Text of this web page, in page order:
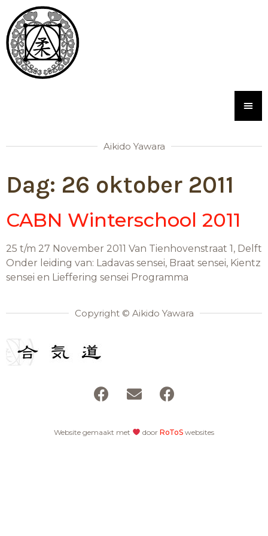
Aikido Yawara
Dag: 26 oktober 2011
CABN Winterschool 2011
25 t/m 27 November 2011 Van Tienhovenstraat 1, Delft
Onder leiding van: Ladavas sensei, Braat sensei, Kientz
sensei en Lieffering sensei Programma
Copyright © Aikido Yawara
Website gemaakt met doorRoToS websites